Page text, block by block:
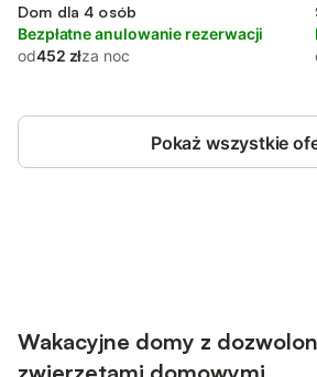
neretwiańska
Dom dla 4 osób
Bezpłatne anulowanie rezerwacji
od452 złza noc
Pokaż wszystkie
Wakacyjne domy z